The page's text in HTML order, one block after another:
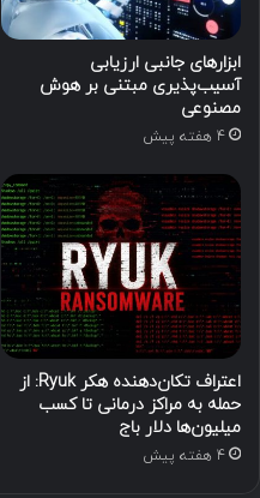
ابزارهای جانبی ارزیابی
آسیب‌پذیری مبتنی بر هوش
مصنوعی
4 هفته پیش
اعتراف تکان‌دهنده هکر Ryuk: از
حمله به مراکز درمانی تا کسب
میلیون‌ها دلار باج
4 هفته پیش